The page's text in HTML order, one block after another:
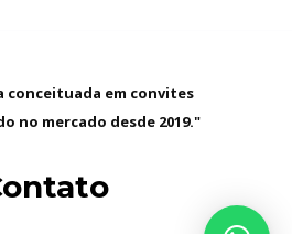
conceituada em convites
no mercado desde 2019."